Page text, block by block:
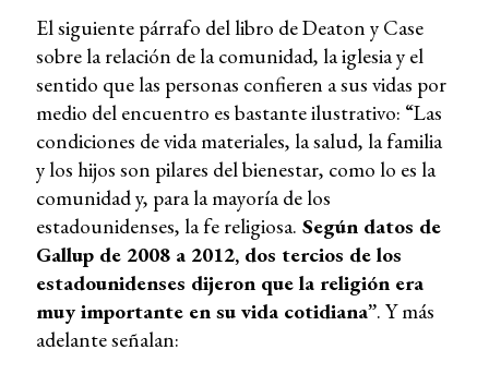
El siguiente párrafo del libro de Deaton y Case
sobre la relación de la comunidad, la iglesia y el
sentido que las personas confieren a sus vidas por
medio del encuentro es bastante ilustrativo: “Las
condiciones de vida materiales, la salud, la familia
y los hijos son pilares del bienestar, como lo es la
comunidad y, para la mayoría de los
estadounidenses, la fe religiosa. Según datos de
Gallup de 2008 a 2012, dos tercios de los
estadounidenses dijeron que la religión era
muy importante en su vida cotidiana”. Y más
adelante señalan: